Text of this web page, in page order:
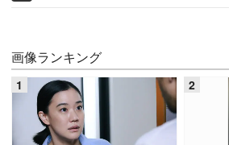
画像ランキング